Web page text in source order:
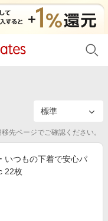
先ページでご確認ください。
いつもの下着で安心パ
22枚